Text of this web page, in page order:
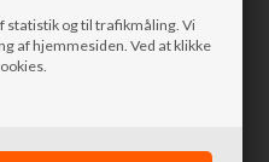
statistik og til trafikmåling. Vi
af hjemmesiden. Ved at klikke